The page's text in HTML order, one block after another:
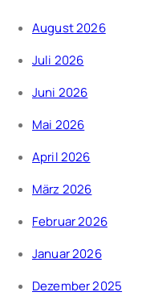
August 2026
Juli 2026
Juni 2026
Mai 2026
April 2026
März 2026
Februar 2026
Januar 2026
Dezember 2025